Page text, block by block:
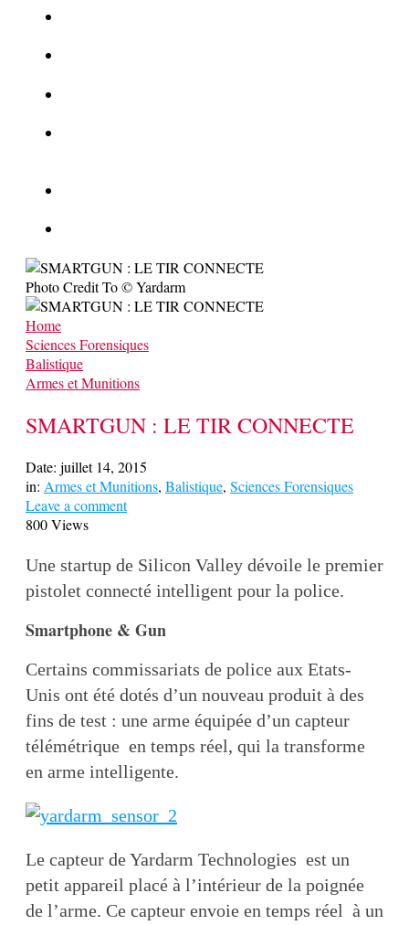
Photo Credit To © Yardarm
Home
Sciences Forensiques
Balistique
Armes et Munitions
SMARTGUN : LE TIR CONNECTE
Date: juillet 14, 2015
in: Armes et Munitions, Balistique, Sciences Forensiques
Leave a comment
800 Views
Une startup de Silicon Valley dévoile le premier
pistolet connecté intelligent pour la police.
Smartphone & Gun
Certains commissariats de police aux Etats-
Unis ont été dotés d’un nouveau produit à des
fins de test : une arme équipée d’un capteur
télémétrique en temps réel, qui la transforme
en arme intelligente.
Le capteur de Yardarm Technologies est un
petit appareil placé à l’intérieur de la poignée
de l’arme. Ce capteur envoie en temps réel à un